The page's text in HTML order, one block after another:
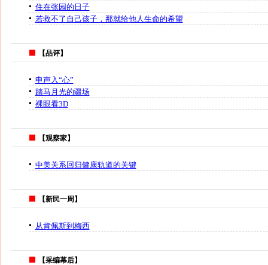
住在张园的日子
若救不了自己孩子，那就给他人生命的希望
【品评】
申声入“心”
踏马月光的疆场
裸眼看3D
【观察家】
中美关系回归健康轨道的关键
【新民一周】
从肯佩斯到梅西
【采编幕后】